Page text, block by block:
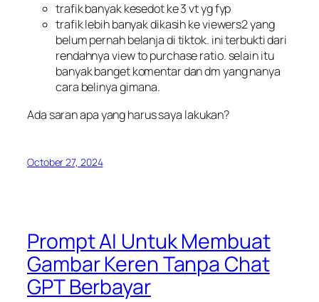
trafik banyak kesedot ke 3 vt yg fyp
trafik lebih banyak dikasih ke viewers2 yang
belum pernah belanja di tiktok. ini terbukti dari
rendahnya view to purchase ratio. selain itu
banyak banget komentar dan dm yang nanya
cara belinya gimana.
Ada saran apa yang harus saya lakukan?
October 27, 2024
Prompt AI Untuk Membuat
Gambar Keren Tanpa Chat
GPT Berbayar